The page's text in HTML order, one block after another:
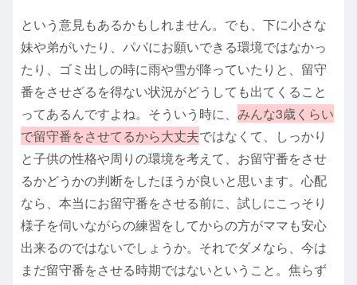
という意見もあるかもしれません。でも、下に小さな
妹や弟がいたり、パパにお願いできる環境ではなかっ
たり、ゴミ出しの時に雨や雪が降っていたりと、留守
番をさせざるを得ない状況がどうしても出てくること
ってあるんですよね。そういう時に、 みんな3歳くらい
で留守番をさせてるから大丈夫ではなくて、しっかり
と子供の性格や周りの環境を考えて、お留守番をさせ
るかどうかの判断をしたほうが良いと思います。心配
なら、本当にお留守番をさせる前に、試しにこっそり
様子を伺いながらの練習をしてからの方がママも安心
出来るのではないでしょうか。それでダメなら、今は
まだ留守番をさせる時期ではないということ。焦らず